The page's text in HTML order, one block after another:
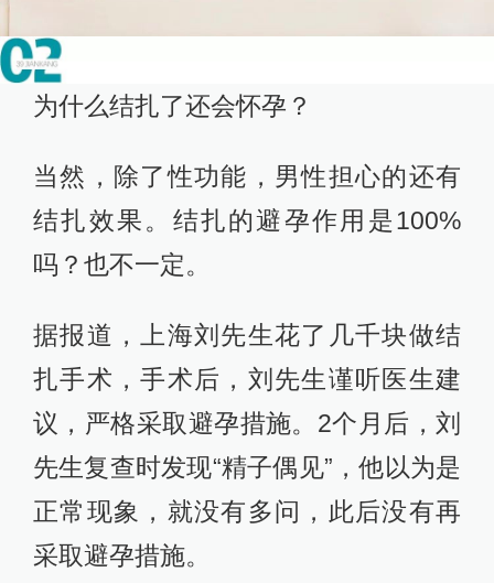
为什么结扎了还会怀孕？
当然，除了性功能，男性担心的还有
结扎效果。结扎的避孕作用是100%
吗？也不一定。
据报道，上海刘先生花了几千块做结
扎手术，手术后，刘先生谨听医生建
议，严格采取避孕措施。2个月后，刘
先生复查时发现“精子偶见”，他以为是
正常现象，就没有多问，此后没有再
采取避孕措施。